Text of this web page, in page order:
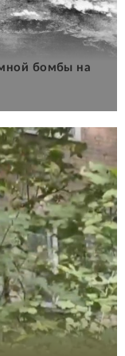
бомбы на